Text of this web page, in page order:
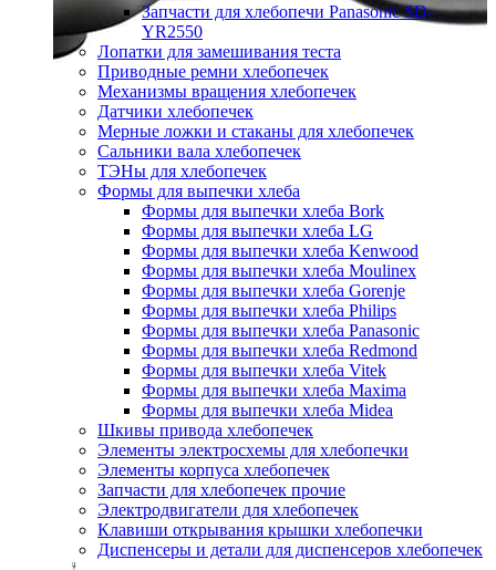
Запчасти для хлебопечи Panasonic SD-
YR2550
Лопатки для замешивания теста
Приводные ремни хлебопечек
Механизмы вращения хлебопечек
Датчики хлебопечек
Мерные ложки и стаканы для хлебопечек
Сальники вала хлебопечек
ТЭНы для хлебопечек
Формы для выпечки хлеба
Формы для выпечки хлеба Bork
Формы для выпечки хлеба LG
Формы для выпечки хлеба Kenwood
Формы для выпечки хлеба Moulinex
Формы для выпечки хлеба Gorenje
Формы для выпечки хлеба Philips
Формы для выпечки хлеба Panasonic
Формы для выпечки хлеба Redmond
Формы для выпечки хлеба Vitek
Формы для выпечки хлеба Maxima
Формы для выпечки хлеба Midea
Шкивы привода хлебопечек
Элементы электросхемы для хлебопечки
Элементы корпуса хлебопечек
Запчасти для хлебопечек прочие
Электродвигатели для хлебопечек
Клавиши открывания крышки хлебопечки
Диспенсеры и детали для диспенсеров хлебопечек